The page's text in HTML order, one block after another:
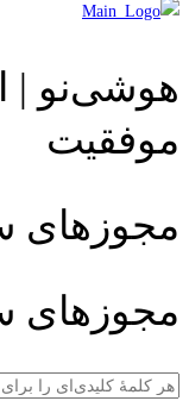
هوشی‌نو |
موفقیت
مجوزهای
مجوزهای